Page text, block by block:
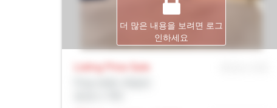
더 많은 내용을 보려면 로그
인하세요
Listing Price Sale